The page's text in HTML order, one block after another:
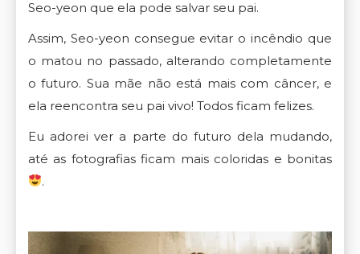
Seo-yeon que ela pode salvar seu pai.
Assim, Seo-yeon consegue evitar o incêndio que
o matou no passado, alterando completamente
o futuro. Sua mãe não está mais com câncer, e
ela reencontra seu pai vivo! Todos ficam felizes.
Eu adorei ver a parte do futuro dela mudando,
até as fotografias ficam mais coloridas e bonitas
.